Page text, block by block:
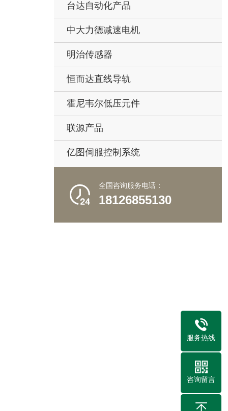
台达自动化产品
中大力德减速电机
明治传感器
恒而达直线导轨
霍尼韦尔低压元件
联源产品
亿图伺服控制系统
 全国咨询服务电话：
18126855130
服务热线
咨询留言